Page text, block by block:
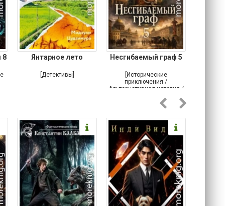
8 Янтарное лето
[Детективы]
Несгибаемый граф 5
[Исторические
приключения /
Альтернативная история /